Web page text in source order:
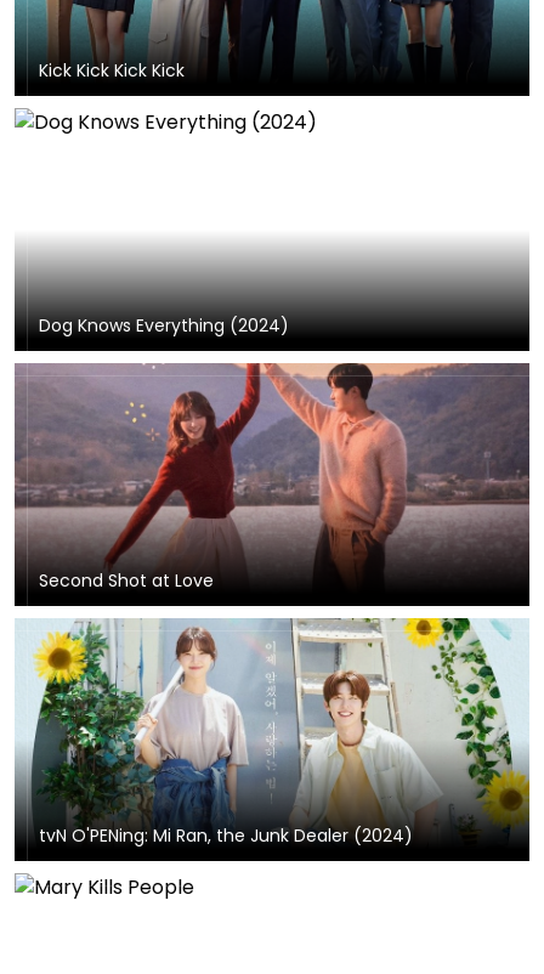
Kick Kick Kick Kick
Dog Knows Everything (2024)
Second Shot at Love
tvN O'PENing: Mi Ran, the Junk Dealer (2024)